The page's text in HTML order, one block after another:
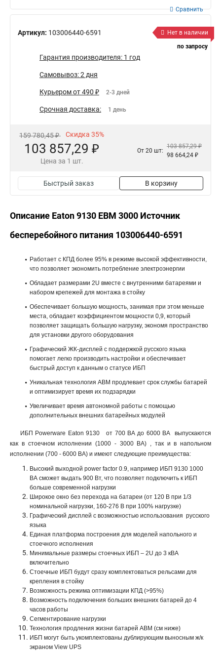
Артикул: 103006440-6591
Сравнить
Нет в наличии
по запросу
Гарантия производителя: 1 год
Самовывоз: 2 дня
Курьером от 490 ₽ 2-3 дней
Срочная доставка: 1 день
159 780,45 ₽ Скидка 35%
103 857,29 ₽
Цена за 1 шт.
От 20 шт:
103 857,29 ₽
98 664,24 ₽
Быстрый заказ В корзину
Описание Eaton 9130 EBM 3000 Источник
бесперебойного питания 103006440-6591
Работает с КПД более 95% в режиме высокой эффективности,
что позволяет экономить потребление электроэнергии
Обладает размерами 2U вместе с внутренними батареями и
набором крепежей для монтажа в стойку
Обеспечивает большую мощность, занимая при этом меньше
места, обладает коэффициентом мощности 0,9, который
позволяет защищать большую нагрузку, экономя пространство
для установки другого оборудования
Графический ЖК-дисплей с поддержкой русского языка
помогает легко производить настройки и обеспечивает
быстрый доступ к данным о статусе ИБП
Уникальная технология ABM продлевает срок службы батарей
и оптимизирует время их подзарядки
Увеличивает время автономной работы с помощью
дополнительных внешних батарейных модулей
ИБП Powerware Eaton 9130 от 700 ВА до 6000 ВА выпускаются
как в стоечном исполнении (1000 - 3000 ВА) , так и в напольном
исполнении (700 - 6000 ВА) и имеют следующие преимущества:
Высокий выходной power factor 0.9, например ИБП 9130 1000
ВА сможет выдать 900 Вт, что позволяет подключить к ИБП
больше современной нагрузки
Широкое окно без перехода на батареи (от 120 В при 1/3
номинальной нагрузки, 160-276 В при 100% нагрузке)
Графический дисплей с возможностью использования русского
языка
Единая платформа построения для моделей напольного и
стоечного исполнения
Минимальные размеры стоечных ИБП – 2U до 3 кВА
включительно
Стоечные ИБП будут сразу комплектоваться рельсами для
крепления в стойку
Возможность режима оптимизации КПД (>95%)
Возможность подключения больших внешних батарей до 4
часов работы
Сегментирование нагрузки
Технология продления жизни батарей ABM (см ниже)
ИБП могут быть укомплектованы дублирующим выносным ж/к
экраном View UPS